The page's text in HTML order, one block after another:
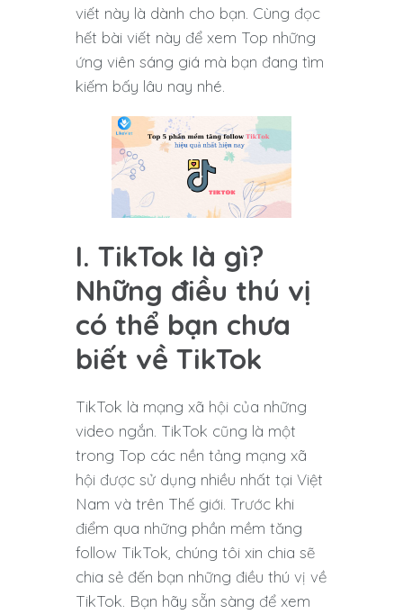
viết này là dành cho bạn. Cùng đọc
hết bài viết này để xem Top những
ứng viên sáng giá mà bạn đang tìm
kiếm bấy lâu nay nhé.
I. TikTok là gì?
Những điều thú vị
có thể bạn chưa
biết về TikTok
TikTok là mạng xã hội của những
video ngắn. TikTok cũng là một
trong Top các nền tảng mạng xã
hội được sử dụng nhiều nhất tại Việt
Nam và trên Thế giới. Trước khi
điểm qua những phần mềm tăng
follow TikTok, chúng tôi xin chia sẽ
chia sẻ đến bạn những điều thú vị về
TikTok. Bạn hãy sẵn sàng để xem